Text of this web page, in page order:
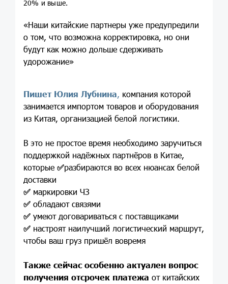
20% и выше.
«Наши китайские партнеры уже предупредили
о том, что возможна корректировка, но они
будут как можно дольше сдерживать
удорожание»
Пишет Юлия Лубнина, компания которой
занимается импортом товаров и оборудования
из Китая, организацией белой логистики.
В это не простое время необходимо заручиться
поддержкой надёжных партнёров в Китае,
которые ✅разбираются во всех нюансах белой
доставки
✅ маркировки ЧЗ
✅ обладают связями
✅ умеют договариваться с поставщиками
✅ настроят наилучший логистический маршрут,
чтобы ваш груз пришёл вовремя
Также сейчас особенно актуален вопрос
получения отсрочек платежа от китайских